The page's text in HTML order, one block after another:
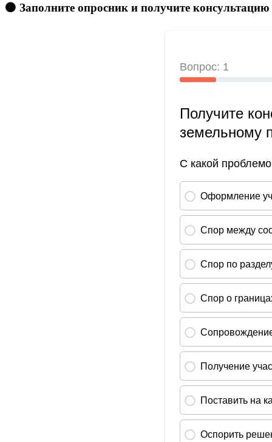
🟠 Заполните опросник и получите консультацию